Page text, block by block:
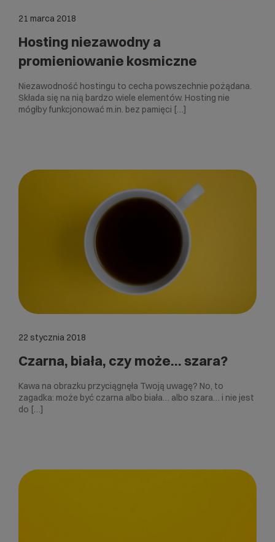
21 marca 2018
Hosting niezawodny a
promieniowanie kosmiczne
Niezawodność hostingu to cecha powszechnie pożądana.
Składa się na nią bardzo wiele elementów. Hosting nie
mógłby funkcjonować m.in. bez pamięci […]
22 stycznia 2018
Czarna, biała, czy może… szara?
Kawa na obrazku przyciągnęła Twoją uwagę? No, to
zagadka: może być czarna albo biała… albo szara… i nie jest
do […]